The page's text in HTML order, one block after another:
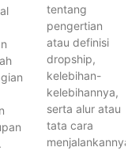
tentang
pengertian
atau definisi
dropship,
kelebihan-
kelebihannya,
serta alur atau
tata cara
menjalankannya.